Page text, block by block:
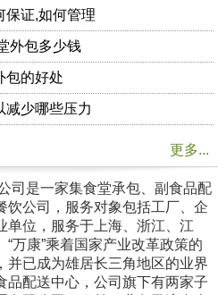
保证,如何管理
外包多少钱
包的好处
减少哪些压力
更多...
是一家集食堂承包、副食品配
饮公司，服务对象包括工厂、企
单位，服务于上海、浙江、江
康”乘着国家产业改革政策的
并已成为雄居长三角地区的业界
品配送中心，公司旗下有两家子